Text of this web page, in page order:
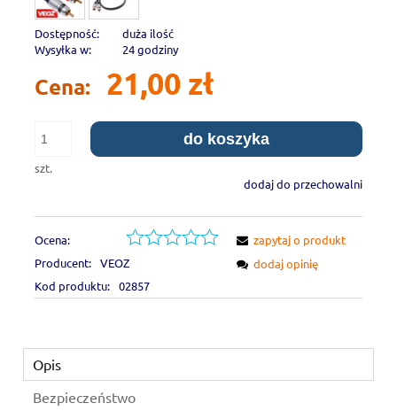
Dostępność:
duża ilość
Wysyłka w:
24 godziny
Cena: 21,00 zł
szt.
do koszyka
dodaj do przechowalni
Ocena:
Producent: VEOZ
Kod produktu: 02857
zapytaj o produkt
dodaj opinię
Opis
Bezpieczeństwo